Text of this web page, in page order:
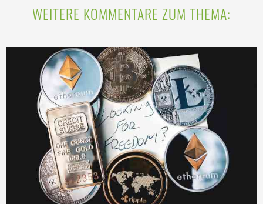
WEITERE KOMMENTARE ZUM THEMA: